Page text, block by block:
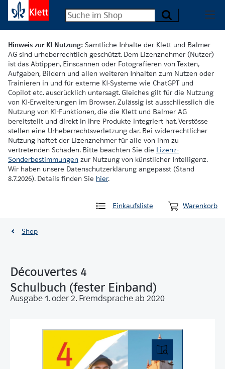
Hinweis zur KI-Nutzung: Sämtliche Inhalte der Klett und Balmer
AG sind urheberrechtlich geschützt. Dem Lizenznehmer (Nutzer)
ist das Abtippen, Einscannen oder Fotografieren von Texten,
Aufgaben, Bildern und allen weiteren Inhalten zum Nutzen oder
Trainieren in und für externe KI-Systeme wie ChatGPT und
Copilot etc. ausdrücklich untersagt. Gleiches gilt für die Nutzung
von KI-Erweiterungen im Browser. Zulässig ist ausschliesslich die
Nutzung von KI-Funktionen, die die Klett und Balmer AG
bereitstellt und direkt in ihre Produkte integriert hat. Verstösse
stellen eine Urheberrechtsverletzung dar. Bei widerrechtlicher
Nutzung haftet der Lizenznehmer für alle von ihm zu
vertretenden Schäden. Bitte beachten Sie die Lizenz-
Sonderbestimmungen zur Nutzung von künstlicher Intelligenz.
Wir haben unsere Datenschutzerklärung angepasst (Stand
8.7.2026). Details finden Sie hier.
Einkaufsliste Warenkorb
Shop
Découvertes 4
Schulbuch (fester Einband)
Ausgabe 1. oder 2. Fremdsprache ab 2020